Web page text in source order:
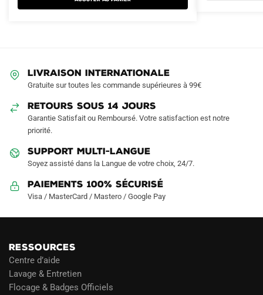
variations.
choisies
la
page
produit
page
LIVRAISON INTERNATIONALE
Gratuite sur toutes les commande supérieures à 99€
RETOURS SOUS 14 JOURS
Garantie Satisfait ou Remboursé. Votre satisfaction est notre
priorité.
SUPPORT MULTI-LANGUE
Soyez assisté dans la Langue de votre choix, 24/7.
Paiements 100% Sécurisé
Visa / MasterCard / Mastero / Google Pay
RESSOURCES
Centre d’aide
Lavage & Entretien
Flocage & Badges Officiels